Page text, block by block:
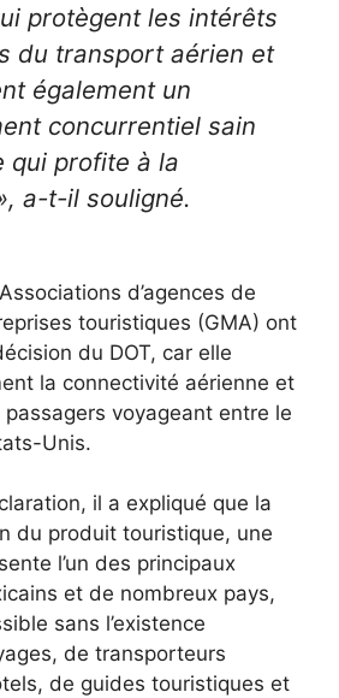
protègent les intérêts
du transport aérien et
également un
concurrentiel sain
qui profite à la
a-t-il souligné.
d’agences de
touristiques (GMA) ont
du DOT, car elle
la connectivité aérienne et
voyageant entre le
Unis.
il a expliqué que la
du produit touristique, une
l’un des principaux
et de nombreux pays,
sans l’existence
de transporteurs
de guides touristiques et